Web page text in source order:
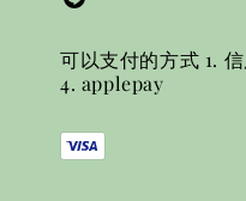
可以支付的方式 1.
4. applepay